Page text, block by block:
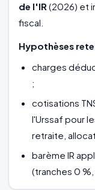
de l'IR (2026) et
fiscal.
Hypothèses
charges
;
cotisations
l'Urssaf pour
retraite,
barème IR
(tranches 0 %,